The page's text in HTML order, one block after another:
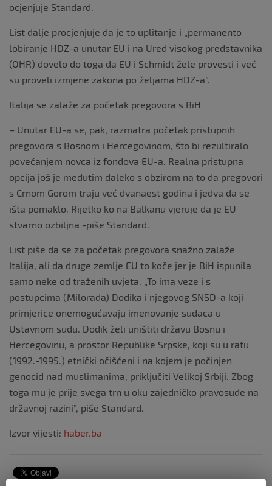
ocjenjuje Standard.
List dalje procjenjuje da je to uplitanje i „permanento
lobiranje HDZ-a unutar EU i na Ured visokog predstavnika
(OHR) dovelo do toga da EU i Schmidt žele provesti i već
su proveli izmjene zakona po željama HDZ-a”.
Italija se zalaže za početak pregovora s BiH
– Unutar EU-a se, pak, razmatra početak pristupnih
pregovora s Bosnom i Hercegovinom, što bi rezultiralo
povećanjem novca iz fondova EU-a. Realna pristupna
opcija još je međutim daleko s obzirom na to da pregovori
s Crnom Gorom traju već dvanaest godina i jedva da se
išta pomaklo. Rijetko ko na Balkanu vjeruje da je EU
stvarno ozbiljna -piše Standard.
List piše da se za početak pregovora snažno zalaže
Italija, ali da druge zemlje EU to koče jer je BiH ispunila
samo neke od traženih uvjeta. „To ima veze i s
postupcima (Milorada) Dodika i njegovog SNSD-a koji
primjerice onemogućavaju imenovanje sudaca u
Ustavnom sudu. Dodik želi uništiti državu Bosnu i
Hercegovinu, a prostor Republike Srpske, koji su u ratu
(1992.-1995.) etnički očišćeni i na kojem je počinjen
genocid nad muslimanima, priključiti Velikoj Srbiji. Zbog
toga mu je prije svega trn u oku zajedničko pravosuđe na
državnoj razini”, piše Standard.
Izvor vijesti: haber.ba